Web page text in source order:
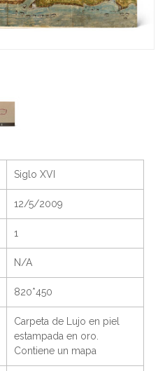
Siglo XVI
12/5/2009
1
N/A
820*450
Carpeta de Lujo en piel
estampada en oro.
Contiene un mapa